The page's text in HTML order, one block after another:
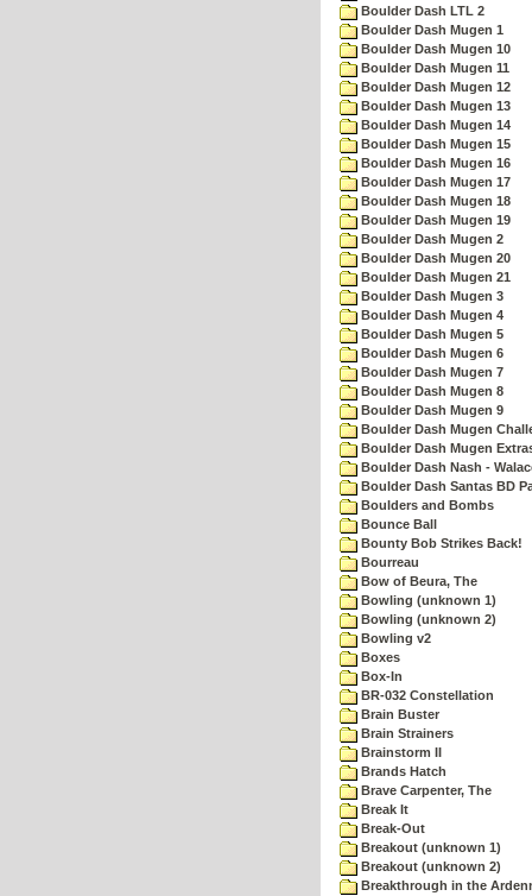
Boulder Dash LTL 2
Boulder Dash Mugen 1
Boulder Dash Mugen 10
Boulder Dash Mugen 11
Boulder Dash Mugen 12
Boulder Dash Mugen 13
Boulder Dash Mugen 14
Boulder Dash Mugen 15
Boulder Dash Mugen 16
Boulder Dash Mugen 17
Boulder Dash Mugen 18
Boulder Dash Mugen 19
Boulder Dash Mugen 2
Boulder Dash Mugen 20
Boulder Dash Mugen 21
Boulder Dash Mugen 3
Boulder Dash Mugen 4
Boulder Dash Mugen 5
Boulder Dash Mugen 6
Boulder Dash Mugen 7
Boulder Dash Mugen 8
Boulder Dash Mugen 9
Boulder Dash Mugen
Boulder Dash Mugen
Boulder Dash Nash -
Boulder Dash Santas BD
Boulders and Bombs
Bounce Ball
Bounty Bob Strikes Back!
Bourreau
Bow of Beura, The
Bowling (unknown 1)
Bowling (unknown 2)
Bowling v2
Boxes
Box-In
BR-032 Constellation
Brain Buster
Brain Strainers
Brainstorm II
Brands Hatch
Brave Carpenter, The
Break It
Break-Out
Breakout (unknown 1)
Breakout (unknown 2)
Breakthrough in the